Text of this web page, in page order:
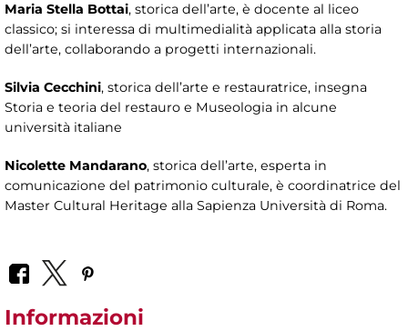
Maria Stella Bottai, storica dell’arte, è docente al liceo
classico; si interessa di multimedialità applicata alla storia
dell’arte, collaborando a progetti internazionali.
Silvia Cecchini, storica dell’arte e restauratrice, insegna
Storia e teoria del restauro e Museologia in alcune
università italiane
Nicolette Mandarano, storica dell’arte, esperta in
comunicazione del patrimonio culturale, è coordinatrice del
Master Cultural Heritage alla Sapienza Università di Roma.
Informazioni